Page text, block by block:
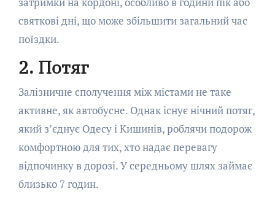
святкові дні, що може збільшити загальний час
поїздки.
2. Потяг
Залізничне сполучення між містами не таке
активне, як автобусне. Однак існує нічний потяг,
який з’єднує Одесу і Кишинів, роблячи подорож
комфортною для тих, хто надає перевагу
відпочинку в дорозі. У середньому шлях займає
близько 7 годин.